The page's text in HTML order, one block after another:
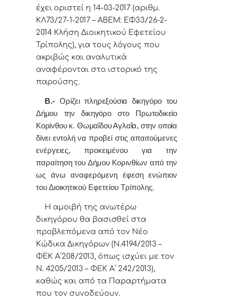
έχει οριστεί η 14-03-2017 (αριθμ.
ΚΛ73/27-1-2017 – ΑΒΕΜ: ΕΦ33/26-2-
2014 Κλήση Διοικητικού Εφετείου
Τρίπολης), για τους λόγους που
ακριβώς και αναλυτικά
αναφέρονται στο ιστορικό της
παρούσης.
Β.-Ορίζει πληρεξούσια δικηγόρο του
Δήμου την δικηγόρο στο Πρωτοδικείο
Κορίνθου κ. Θωμαΐδου Αγλαΐα, στην οποία
δίνει εντολήνα προβεί στις απαιτούμενες
ενέργειες, προκειμένου για την
παραίτηση του Δήμου Κορινθίων από την
ως άνω αναφερόμενη έφεση ενώπιον
του Διοικητικού Εφετείου Τρίπολης.
Η αμοιβή της ανωτέρω
δικηγόρου θα βασισθεί στα
προβλεπόμενα από τον Νέο
Κώδικα Δικηγόρων (Ν.4194/2013 –
ΦΕΚ Α΄208/2013, όπως ισχύει με τον
Ν. 4205/2013 – ΦΕΚ Α΄ 242/2013),
καθώς και από τα Παραρτήματα
που τον συνοδεύουν.